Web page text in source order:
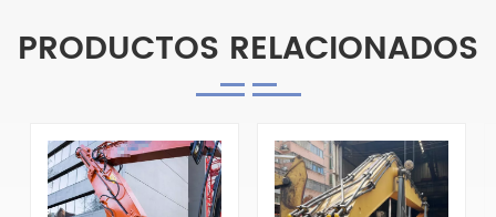
PRODUCTOS RELACIONADOS